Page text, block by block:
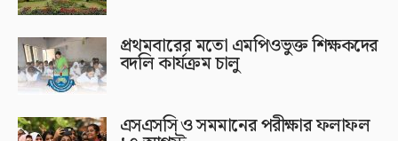
প্রথমবারের মতো এমপিওভুক্ত শিক্ষকদের
বদলি কার্যক্রম চালু
এসএসসি ও সমমানের পরীক্ষার ফলাফল